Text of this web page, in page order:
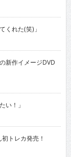
れた(笑)」
新作イメージDVD
い！」
トレカ発売！